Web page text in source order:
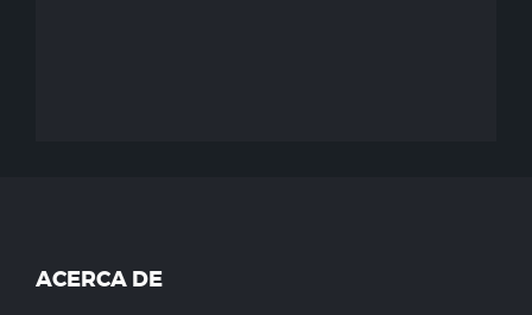
ACERCA DE